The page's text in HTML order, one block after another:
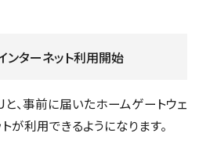
ターネット利用開始
、事前に届いたホームゲートウェ
が利用できるようになります。